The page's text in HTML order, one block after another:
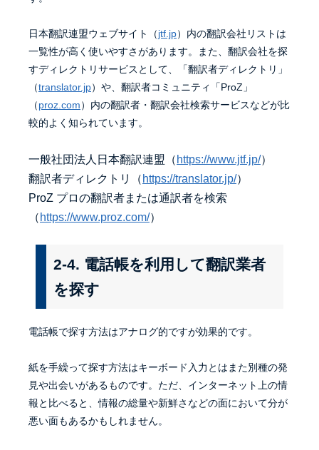
日本翻訳連盟ウェブサイト（jtf.jp）内の翻訳会社リストは
一覧性が高く使いやすさがあります。また、翻訳会社を探
すディレクトリサービスとして、「翻訳者ディレクトリ」
（translator.jp）や、翻訳者コミュニティ「ProZ」
（proz.com）内の翻訳者・翻訳会社検索サービスなどが比
較的よく知られています。
一般社団法人日本翻訳連盟（ https://www.jtf.jp/）
翻訳者ディレクトリ（ https://translator.jp/）
ProZ プロの翻訳者または通訳者を検索
（ https://www.proz.com/）
2-4. 電話帳を利用して翻訳業者
を探す
電話帳で探す方法はアナログ的ですが効果的です。
紙を手繰って探す方法はキーボード入力とはまた別種の発
見や出会いがあるものです。ただ、インターネット上の情
報と比べると、情報の総量や新鮮さなどの面において分が
悪い面もあるかもしれません。